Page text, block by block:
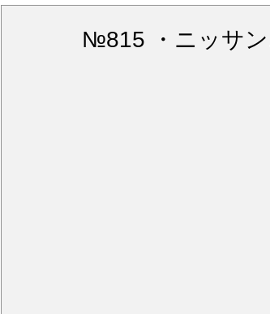
№815 ・ニッサ